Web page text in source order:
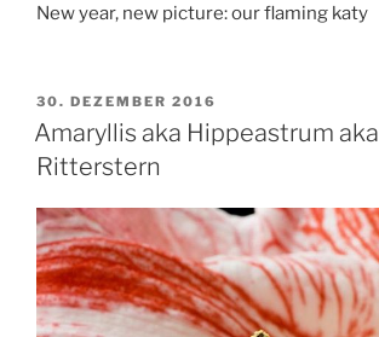
New year, new picture: our flaming katy
VERÖFFENTLICHT
AM
30. DEZEMBER 2016
Amaryllis aka Hippeastrum aka
Ritterstern